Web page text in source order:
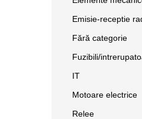
Emisie-receptie
Fără categorie
Fuzibili/
IT
Motoare electrice
Relee